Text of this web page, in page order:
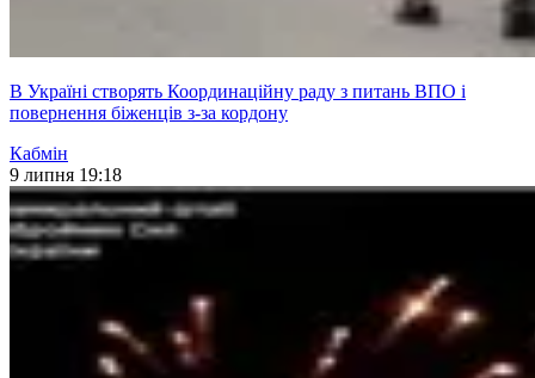
В Україні створять Координаційну раду з питань ВПО і
повернення біженців з-за кордону
Кабмін
9 липня 19:18